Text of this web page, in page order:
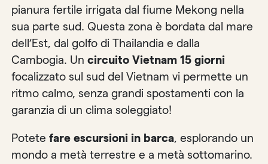
pianura fertile irrigata dal fiume Mekong nella
sua parte sud. Questa zona è bordata dal mare
dell’Est, dal golfo di Thailandia e dalla
Cambogia. Un circuito Vietnam 15 giorni
focalizzato sul sud del Vietnam vi permette un
ritmo calmo, senza grandi spostamenti con la
garanzia di un clima soleggiato!
Potete fare escursioni in barca, esplorando un
mondo a metà terrestre e a metà sottomarino.